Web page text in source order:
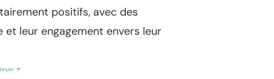
positifs, avec des
leur engagement envers leur